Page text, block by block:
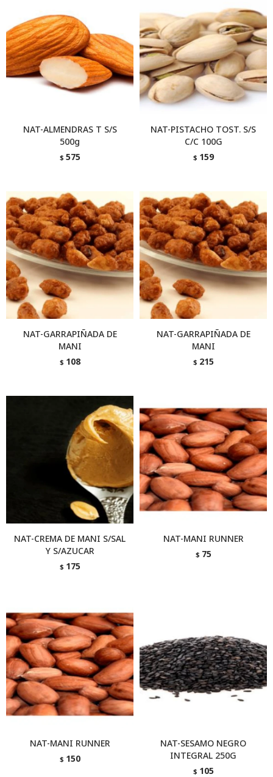
NAT-ALMENDRAS T S/S
500g
$ 575
NAT-PISTACHO TOST. S/S
C/C 100G
$ 159
NAT-GARRAPIÑADA DE
MANI
$ 108
NAT-GARRAPIÑADA DE
MANI
$ 215
NAT-CREMA DE MANI S/SAL
Y S/AZUCAR
$ 175
NAT-MANI RUNNER
$ 75
NAT-MANI RUNNER
$ 150
NAT-SESAMO NEGRO
INTEGRAL 250G
$ 105